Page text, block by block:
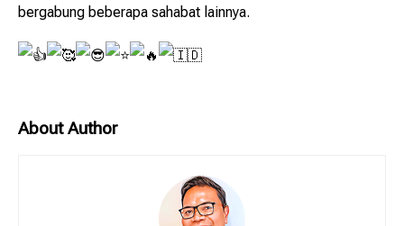
bergabung beberapa sahabat lainnya.
About Author